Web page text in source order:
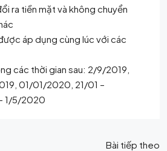
ra tiền mặt và không chuyển
áp dụng cùng lúc với các
các thời gian sau: 2/9/2019,
01/01/2020, 21/01 –
1/5/2020
Bài tiếp theo